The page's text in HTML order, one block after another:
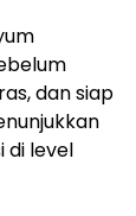
dan siap
di level